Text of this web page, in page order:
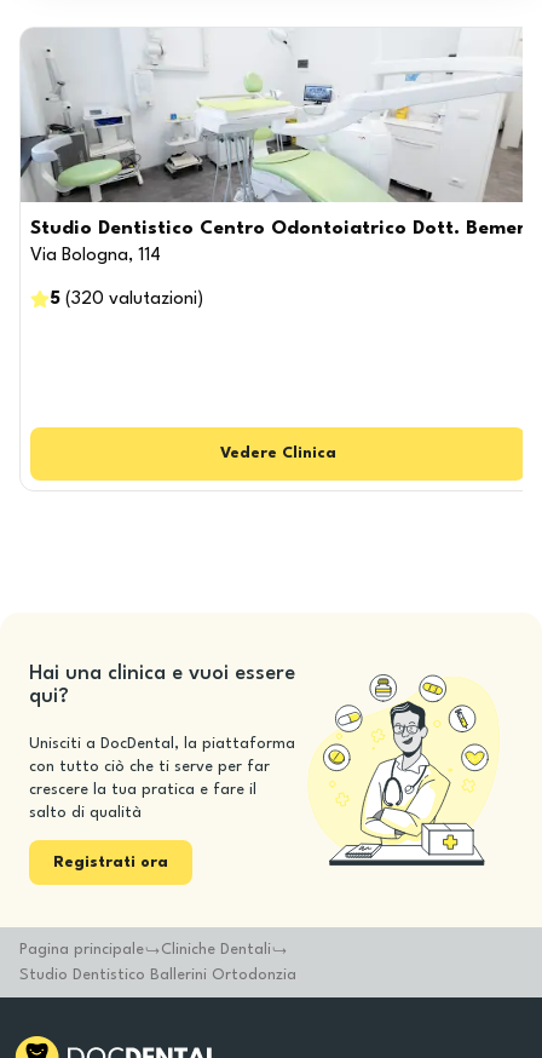
Studio Dentistico Centro Odontoiatrico Dott. Bemer
Via Bologna, 114
5 (320 valutazioni )
Vedere Clinica
Hai una clinica e vuoi essere
qui?
Unisciti a DocDental, la piattaforma
con tutto ciò che ti serve per far
crescere la tua pratica e fare il
salto di qualità
Registrati ora
Pagina principale
Cliniche Dentali
Studio Dentistico Ballerini Ortodonzia